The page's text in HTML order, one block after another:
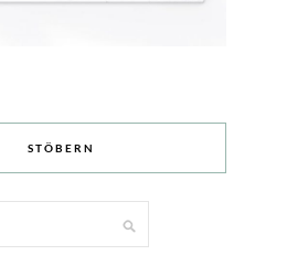
STÖBERN